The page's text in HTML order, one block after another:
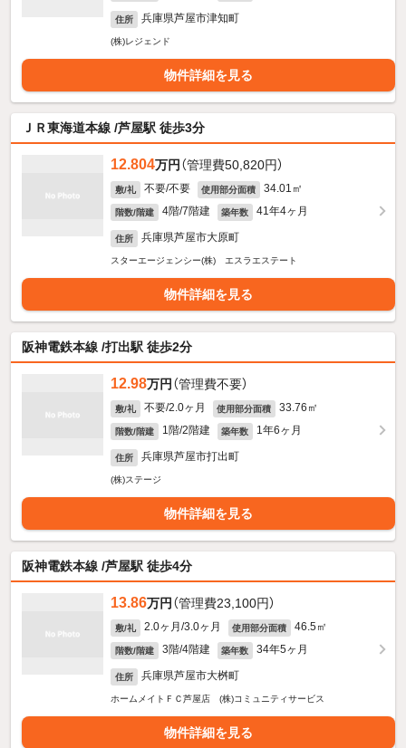
住所 兵庫県芦屋市津知町
(株)レジェンド
物件詳細を見る
ＪＲ東海道本線 /芦屋駅 徒歩3分
12.804万円 （管理費50,820円）
敷/礼 不要/不要 使用部分面積 34.01㎡
階数/階建 4階/7階建 築年数 41年4ヶ月
住所 兵庫県芦屋市大原町
スターエージェンシー(株) エスラエステート
物件詳細を見る
阪神電鉄本線 /打出駅 徒歩2分
12.98万円 （管理費不要）
敷/礼 不要/2.0ヶ月 使用部分面積 33.76㎡
階数/階建 1階/2階建 築年数 1年6ヶ月
住所 兵庫県芦屋市打出町
(株)ステージ
物件詳細を見る
阪神電鉄本線 /芦屋駅 徒歩4分
13.86万円 （管理費23,100円）
敷/礼 2.0ヶ月/3.0ヶ月 使用部分面積 46.5㎡
階数/階建 3階/4階建 築年数 34年5ヶ月
住所 兵庫県芦屋市大桝町
ホームメイトＦＣ芦屋店 (株)コミュニティサービス
物件詳細を見る